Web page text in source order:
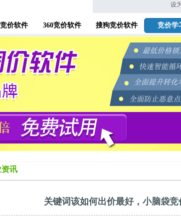
设
价软件 360竞价软件 搜狗竞价软件 竞价学
讯
关键词该如何出价最好，小脑袋